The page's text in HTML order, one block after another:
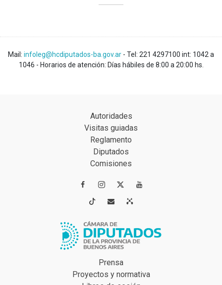
Mail: infoleg@hcdiputados-ba.gov.ar - Tel: 221 4297100 int: 1042 a
1046 - Horarios de atención: Días hábiles de 8:00 a 20:00 hs.
Autoridades
Visitas guiadas
Reglamento
Diputados
Comisiones
 
 
Prensa
Proyectos y normativa